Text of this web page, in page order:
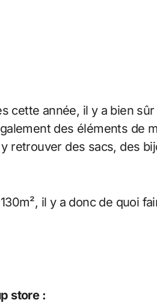
cette année, il y a bien sûr
des éléments de
retrouver des sacs, des
il y a donc de quoi
store :